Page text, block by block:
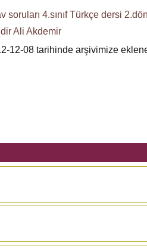
soruları 4.sınıf Türkçe dersi
Ali Akdemir
12-08 tarihinde arşivimize